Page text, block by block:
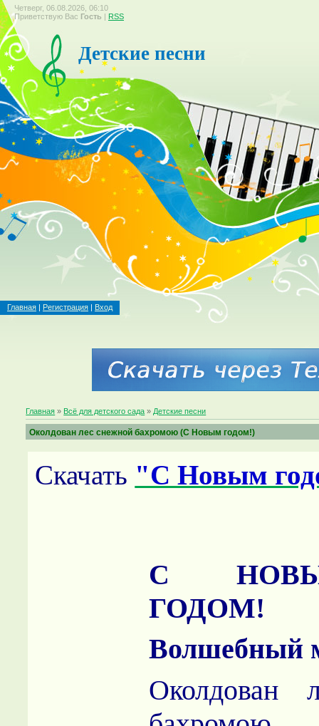
Четверг, 06.08.2026, 06:10
Приветствую Вас Гость | RSS
Детские песни
Главная | Регистрация | Вход
Главная » Всё для детского сада » Детские песни
Околдован лес снежной бахромою (С Новым годом!)
Скачать "С Новым
С
ГОДОМ!
Волшебный
Околдован